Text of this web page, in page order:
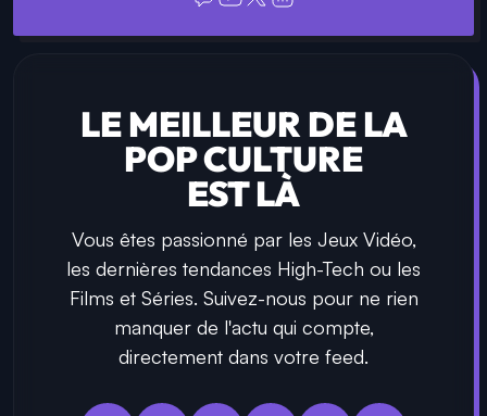
LE MEILLEUR DE LA
POP CULTURE
EST LÀ
Vous êtes passionné par les Jeux Vidéo,
les dernières tendances High-Tech ou les
Films et Séries. Suivez-nous pour ne rien
manquer de l'actu qui compte,
directement dans votre feed.